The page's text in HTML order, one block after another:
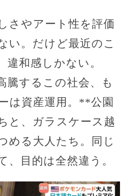
さやアート性を評価
い。だけど最近のこ
違和感しかない。
騰するこの社会、も
は資産運用。**公園
と、ガラスケース越
める大人たち。同じ
、目的は全然違う。